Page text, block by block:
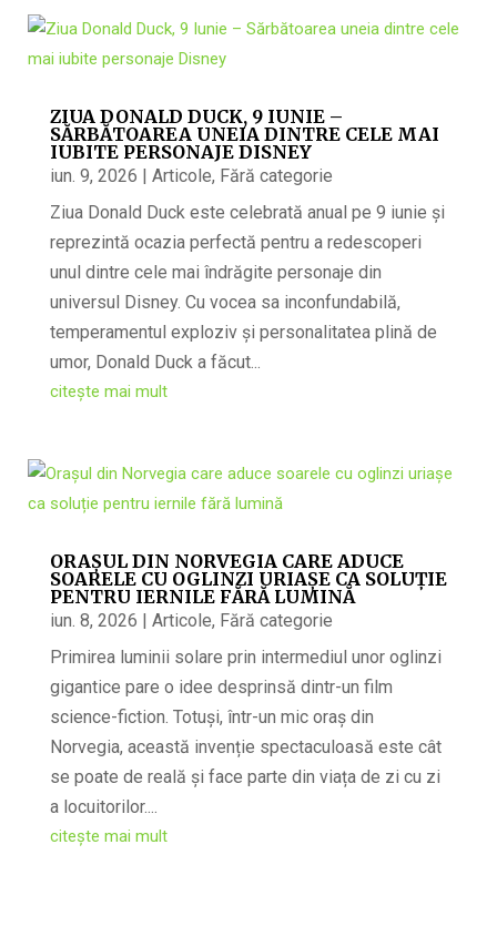
ZIUA DONALD DUCK, 9 IUNIE –
SĂRBĂTOAREA UNEIA DINTRE CELE MAI
IUBITE PERSONAJE DISNEY
iun. 9, 2026 | Articole, Fără categorie
Ziua Donald Duck este celebrată anual pe 9 iunie și
reprezintă ocazia perfectă pentru a redescoperi
unul dintre cele mai îndrăgite personaje din
universul Disney. Cu vocea sa inconfundabilă,
temperamentul exploziv și personalitatea plină de
umor, Donald Duck a făcut...
citește mai mult
ORAȘUL DIN NORVEGIA CARE ADUCE
SOARELE CU OGLINZI URIAȘE CA SOLUȚIE
PENTRU IERNILE FĂRĂ LUMINĂ
iun. 8, 2026 | Articole, Fără categorie
Primirea luminii solare prin intermediul unor oglinzi
gigantice pare o idee desprinsă dintr-un film
science-fiction. Totuși, într-un mic oraș din
Norvegia, această invenție spectaculoasă este cât
se poate de reală și face parte din viața de zi cu zi
a locuitorilor....
citește mai mult